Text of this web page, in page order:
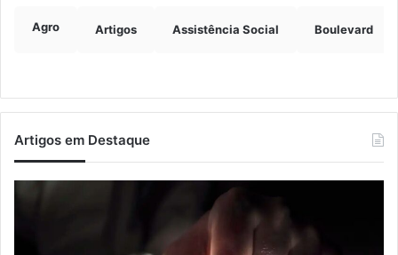
Agro Artigos Assistência Social Boulevard
Artigos em Destaque